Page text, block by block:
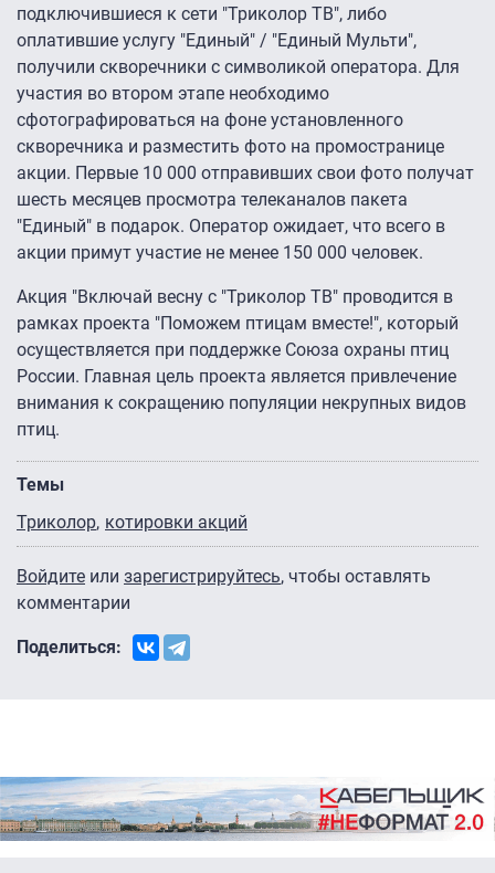
подключившиеся к сети "Триколор ТВ", либо
оплатившие услугу "Единый" / "Единый Мульти",
получили скворечники с символикой оператора. Для
участия во втором этапе необходимо
сфотографироваться на фоне установленного
скворечника и разместить фото на промостранице
акции. Первые 10 000 отправивших свои фото получат
шесть месяцев просмотра телеканалов пакета
"Единый" в подарок. Оператор ожидает, что всего в
акции примут участие не менее 150 000 человек.
Акция "Включай весну с "Триколор ТВ" проводится в
рамках проекта "Поможем птицам вместе!", который
осуществляется при поддержке Союза охраны птиц
России. Главная цель проекта является привлечение
внимания к сокращению популяции некрупных видов
птиц.
Темы
Триколор котировки акций
Войдите или зарегистрируйтесь, чтобы оставлять
комментарии
Поделиться: